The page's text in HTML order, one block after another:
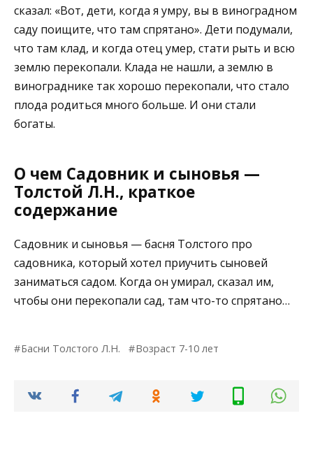
сказал: «Вот, дети, когда я умру, вы в виноградном
саду поищите, что там спрятано». Дети подумали,
что там клад, и когда отец умер, стати рыть и всю
землю перекопали. Клада не нашли, а землю в
винограднике так хорошо перекопали, что стало
плода родиться много больше. И они стали
богаты.
О чем Садовник и сыновья —
Толстой Л.Н., краткое
содержание
Садовник и сыновья — басня Толстого про
садовника, который хотел приучить сыновей
заниматься садом. Когда он умирал, сказал им,
чтобы они перекопали сад, там что-то спрятано…
Басни Толстого Л.Н. Возраст 7-10 лет